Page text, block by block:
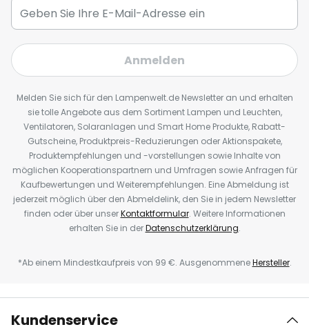
Anmelden
Melden Sie sich für den Lampenwelt.de Newsletter an und erhalten
sie tolle Angebote aus dem Sortiment Lampen und Leuchten,
Ventilatoren, Solaranlagen und Smart Home Produkte, Rabatt-
Gutscheine, Produktpreis-Reduzierungen oder Aktionspakete,
Produktempfehlungen und -vorstellungen sowie Inhalte von
möglichen Kooperationspartnern und Umfragen sowie Anfragen für
Kaufbewertungen und Weiterempfehlungen. Eine Abmeldung ist
jederzeit möglich über den Abmeldelink, den Sie in jedem Newsletter
finden oder über unserKontaktformular. Weitere Informationen
erhalten Sie in derDatenschutzerklärung.
*Ab einem Mindestkaufpreis von 99 €. AusgenommeneHersteller.
Kundenservice